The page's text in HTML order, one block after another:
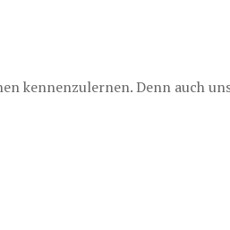
kennenzulernen. Denn auch